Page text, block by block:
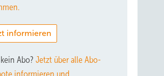
informieren
Abo? Jetzt über alle Abo-
informieren und